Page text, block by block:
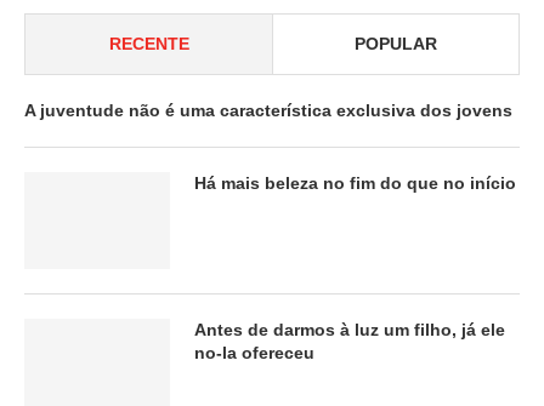
RECENTE POPULAR
A juventude não é uma característica exclusiva dos jovens
Há mais beleza no fim do que no início
Antes de darmos à luz um filho, já ele
no-la ofereceu